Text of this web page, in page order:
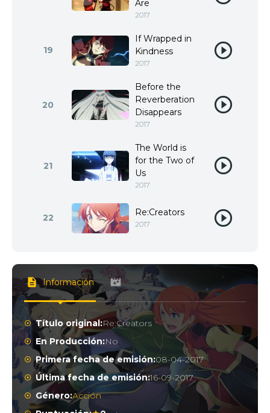
Are
2017
19
If Wrapped in
Kindness
2017
20
Before the
Reverberation
Disappears
2017
21
The World is
for the Two of
Us
2017
22 Re:Creators
2017
Información
Título original:Re:Creators
En Producción:No
Primera fecha de emisión:08-04-2017
Última fecha de emisión:16-09-2017
Género:Acción